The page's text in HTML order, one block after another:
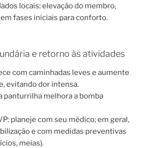
locais: elevação do membro,
fases iniciais para conforto.
e retorno às atividades
com caminhadas leves e aumente
evitando dor intensa.
panturrilha melhora a bomba
planeje com seu médico; em geral,
e com medidas preventivas
meias).